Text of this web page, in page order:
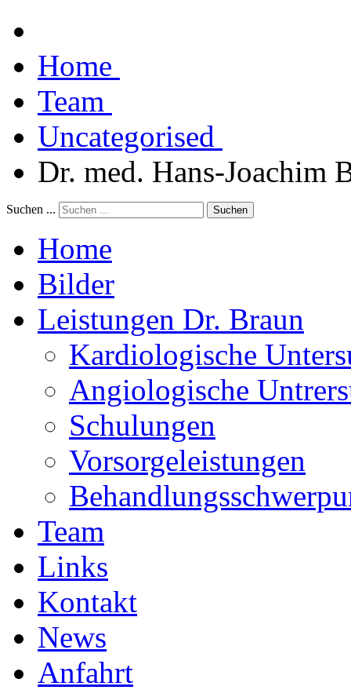
Home
Team
Uncategorised
Dr. med. Hans-Joachim
Suchen ... Suchen
Home
Bilder
Leistungen Dr. Braun
Kardiologische
Angiologische
Schulungen
Vorsorgeleistungen
Team
Links
Kontakt
News
Anfahrt